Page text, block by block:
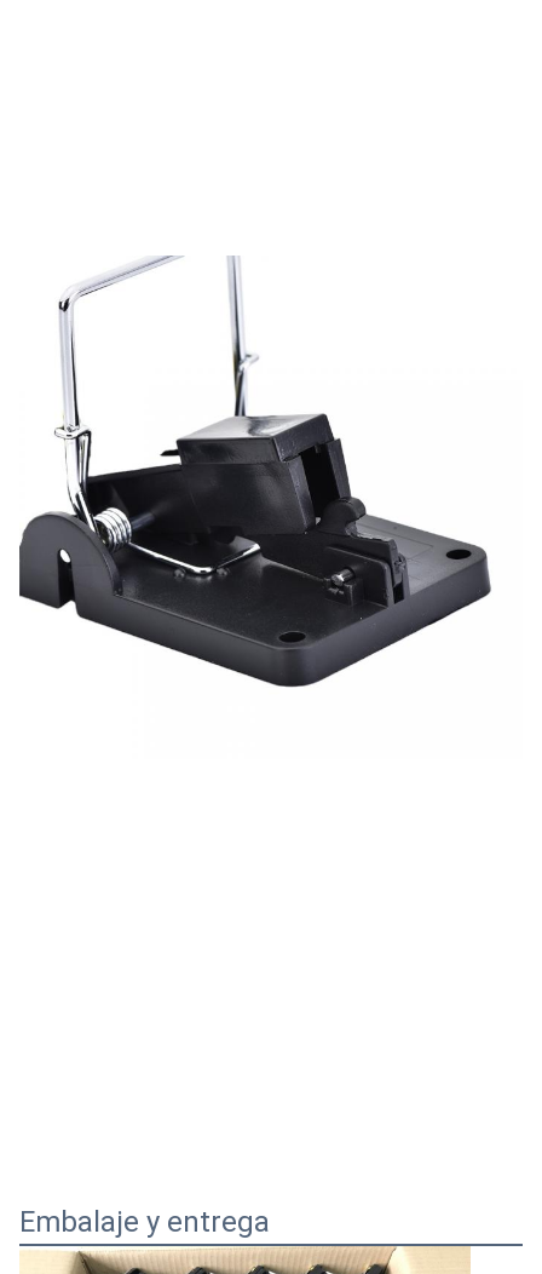
Embalaje y entrega